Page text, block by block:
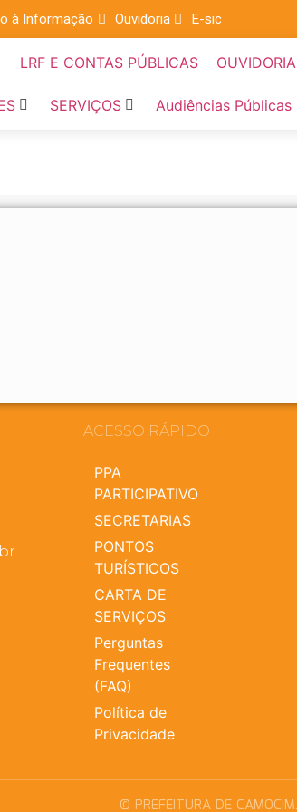
à Informação Ouvidoria E-sic
LRF E CONTAS PÚBLICAS OUVIDORIA
SERVIÇOS Audiências Públicas
ACESSO RÁPIDO
PPA
PARTICIPATIVO
SECRETARIAS
PONTOS
TURÍSTICOS
CARTA DE
SERVIÇOS
Perguntas
Frequentes
(FAQ)
Política de
Privacidade
© PREFEITURA DE